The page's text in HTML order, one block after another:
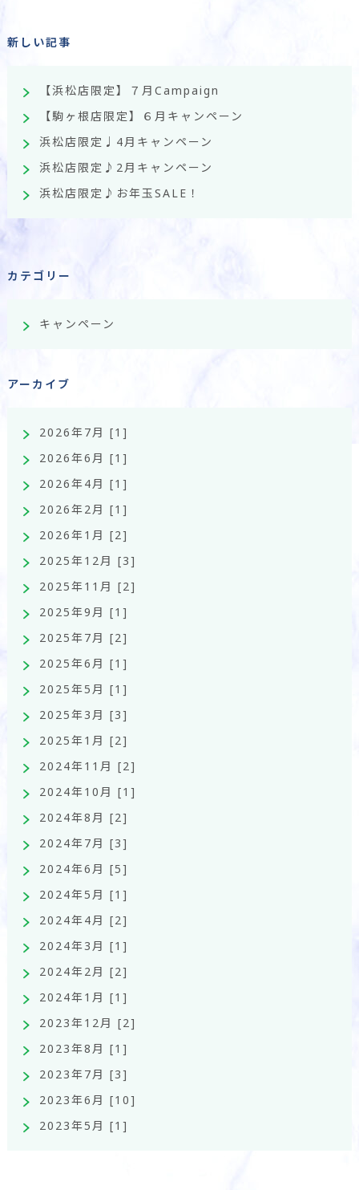
新しい記事
【浜松店限定】７月Campaign
【駒ヶ根店限定】６月キャンペーン
浜松店限定♩4月キャンペーン
浜松店限定♪2月キャンペーン
浜松店限定♪お年玉SALE！
カテゴリー
キャンペーン
アーカイブ
2026年7月 [1]
2026年6月 [1]
2026年4月 [1]
2026年2月 [1]
2026年1月 [2]
2025年12月 [3]
2025年11月 [2]
2025年9月 [1]
2025年7月 [2]
2025年6月 [1]
2025年5月 [1]
2025年3月 [3]
2025年1月 [2]
2024年11月 [2]
2024年10月 [1]
2024年8月 [2]
2024年7月 [3]
2024年6月 [5]
2024年5月 [1]
2024年4月 [2]
2024年3月 [1]
2024年2月 [2]
2024年1月 [1]
2023年12月 [2]
2023年8月 [1]
2023年7月 [3]
2023年6月 [10]
2023年5月 [1]